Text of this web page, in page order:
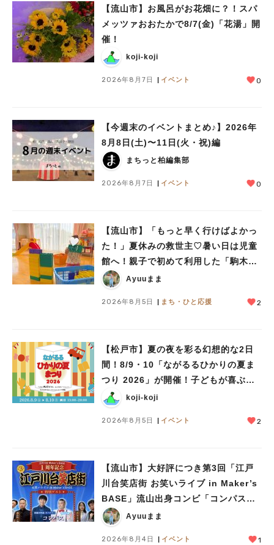
【流山市】お風呂がお花畑に？！スパ
メッツァおおたかで8/7(金)「花湯」開
催！
koji-koji
2026年8月7日 イベント 0
【今週末のイベントまとめ♪】2026年
8月8日(土)〜11日(火・祝)編
まちっと柏編集部
2026年8月7日 イベント 0
【流山市】「もっと早く行けばよかっ
た！」夏休みの救世主♡暑い日は児童
館へ！親子で初めて利用した「駒木台
児童館」レポート
Ayuuまま
2026年8月5日 まち・ひと応援 2
【松戸市】夏の夜を彩る幻想的な2日
間！8/9・10「ながるるひかりの夏ま
つり 2026」が開催！子どもが喜ぶワ
ークショップや限定ヒーローショーも
koji-koji
2026年8月5日 イベント 2
【流山市】大好評につき第3回「江戸
川台笑店街 お笑いライブ in Maker’s
BASE」流山出身コンビ「コンパス」
も登場！8/23（日）
Ayuuまま
2026年8月4日 イベント 1